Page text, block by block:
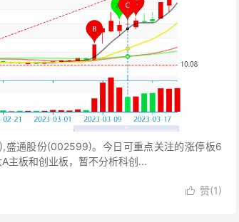
通股份(002599)。今日可重点关注的涨停板6
主板和创业板，暂不分析科创...
 赞(1)